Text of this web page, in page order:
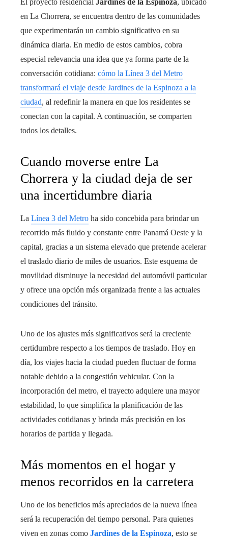
El proyecto residencial Jardines de la Espinoza, ubicado
en La Chorrera, se encuentra dentro de las comunidades
que experimentarán un cambio significativo en su
dinámica diaria. En medio de estos cambios, cobra
especial relevancia una idea que ya forma parte de la
conversación cotidiana: cómo la Línea 3 del Metro
transformará el viaje desde Jardines de la Espinoza a la
ciudad, al redefinir la manera en que los residentes se
conectan con la capital. A continuación, se comparten
todos los detalles.
Cuando moverse entre La
Chorrera y la ciudad deja de ser
una incertidumbre diaria
La Línea 3 del Metro ha sido concebida para brindar un
recorrido más fluido y constante entre Panamá Oeste y la
capital, gracias a un sistema elevado que pretende acelerar
el traslado diario de miles de usuarios. Este esquema de
movilidad disminuye la necesidad del automóvil particular
y ofrece una opción más organizada frente a las actuales
condiciones del tránsito.
Uno de los ajustes más significativos será la creciente
certidumbre respecto a los tiempos de traslado. Hoy en
día, los viajes hacia la ciudad pueden fluctuar de forma
notable debido a la congestión vehicular. Con la
incorporación del metro, el trayecto adquiere una mayor
estabilidad, lo que simplifica la planificación de las
actividades cotidianas y brinda más precisión en los
horarios de partida y llegada.
Más momentos en el hogar y
menos recorridos en la carretera
Uno de los beneficios más apreciados de la nueva línea
será la recuperación del tiempo personal. Para quienes
viven en zonas como Jardines de la Espinoza, esto se